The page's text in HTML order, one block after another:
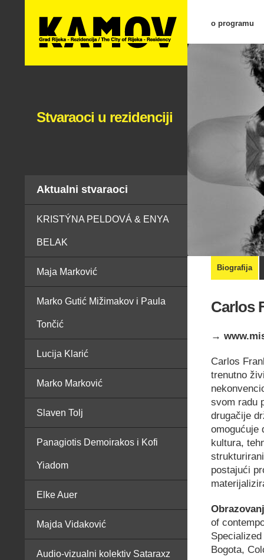
o programu
Stvaraoci u rezidenciji
Aktualni stvaraoci
KRISTÝNA PELDOVÁ & ENYA
BELAK
Maja Marković
Marko Gutić Mižimakov i Paula
Tončić
Lucija Klarić
Marko Marković
Slaven Tolj
Panagiotis Demoirakos i Kofi
Yiadom
Elke Auer
Majda Vidaković
Audio-vizualni kolektiv Sataraxz
Biografija
Carlos
→
Carlos
trenutno
svom radu
drugačije
omogućuje
kultura,
postajući
of
Bogota,